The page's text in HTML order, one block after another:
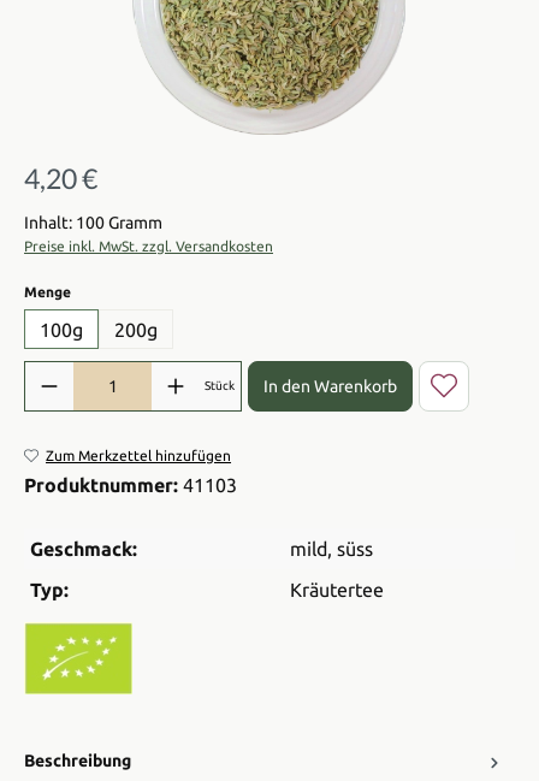
Regulärer Preis:
4,20 €
Inhalt: 100 Gramm
Preise inkl. MwSt. zzgl. Versandkosten
Mengeauswählen
100g 200g
Produkt Anzahl: Gib den gewünschten Wert ein oder benutze die
Stück In den Warenkorb
Zum Merkzettel hinzufügen
Produktnummer: 41103
Geschmack: mild, süss
Typ:
Kräutertee
Beschreibung